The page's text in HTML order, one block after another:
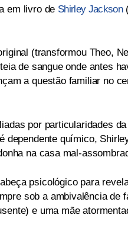
em livro de Shirley Jackson
(transformou Theo,
de sangue onde antes
a questão familiar no
por particularidades
dependente químico,
na casa mal-
psicológico para
sob a ambivalência de
e uma mãe